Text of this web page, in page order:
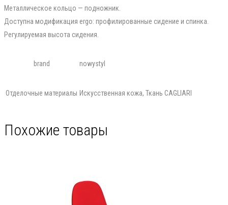
Металлическое кольцо — подножник.
Доступна модификация ergo: профилированные сидение и спинка.
Регулируемая высота сидения.
brand nowystyl
Отделочные материалы Искусственная кожа, Ткань CAGLIARI
Похожие товары